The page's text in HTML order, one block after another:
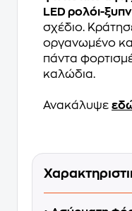
LED ρολόι-
σχέδιο.
οργανωμένο
πάντα
καλώδια.
Ανακάλυψε